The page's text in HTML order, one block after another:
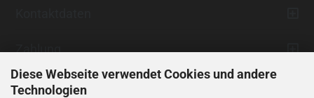
Diese Webseite verwendet Cookies und andere
Technologien
Zahlung